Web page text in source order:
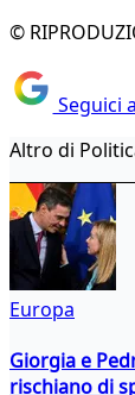
©
Seguici
Altro di
Europa
Giorgia e
rischiano di